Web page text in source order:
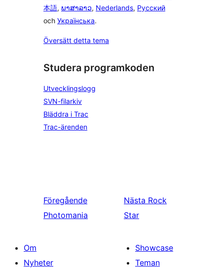
本語, ພາສາລາວ, Nederlands, Русский
och Українська.
Översätt detta tema
Studera programkoden
Utvecklingslogg
SVN-filarkiv
Bläddra i Trac
Trac-ärenden
Föregående
Photomania
Nästa Rock
Star
Om
Nyheter
Showcase
Teman